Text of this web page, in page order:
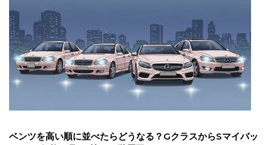
ベンツを高い順に並べたらどうなる？GクラスからSマイバッ